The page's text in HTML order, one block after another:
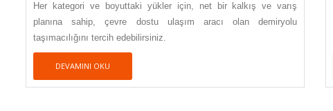
Her kategori ve boyuttaki yükler için, net bir kalkış ve varış
planına sahip, çevre dostu ulaşım aracı olan demiryolu
taşımacılığını tercih edebilirsiniz.
DEVAMINI OKU